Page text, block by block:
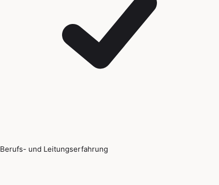
Berufs- und Leitungserfahrung